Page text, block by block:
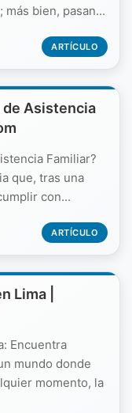
bien, pasan...
ARTÍCULO
de Asistencia
Familiar?
que, tras una
con...
ARTÍCULO
Lima |
Encuentra
mundo donde
momento, la